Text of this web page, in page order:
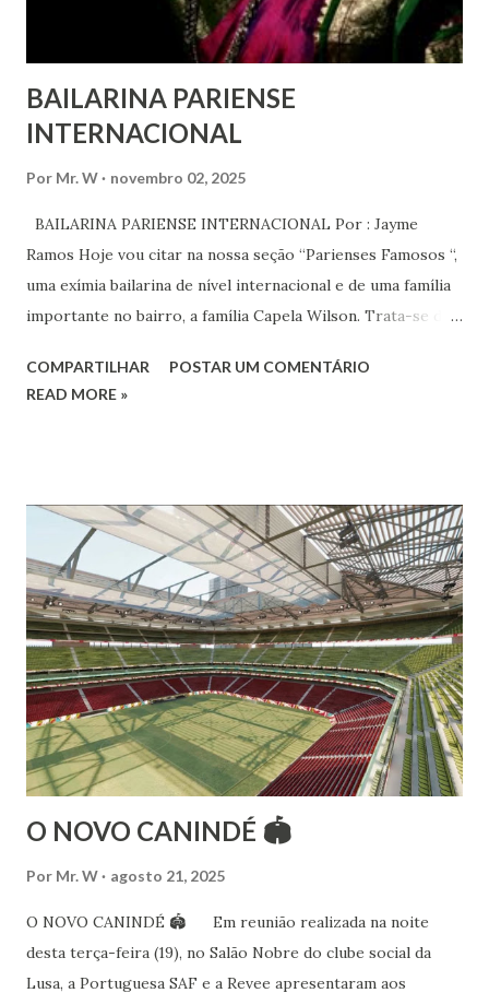
serem ouvidas através ...
BAILARINA PARIENSE
INTERNACIONAL
Por Mr. W novembro 02, 2025
BAILARINA PARIENSE INTERNACIONAL Por : Jayme
Ramos Hoje vou citar na nossa seção “Parienses Famosos “,
uma exímia bailarina de nível internacional e de uma família
importante no bairro, a família Capela Wilson. Trata-se da
Vamos às informações de seu site : Bailarina e professora
Esteve na Índia aprofundando seus estudos neste estilo
além de partir para pesquisa e vivência das danças
folclóricas do Rajastão (Kalbelia, Banjara, Ghoomar, Chair).
Bailarina profissional e professora de dança. Dedica-se há
15 anos ao estudo e pesquisa de danças étnicas, em especial
às danças ciganas, árabes e indianas. Iniciou seus estudos de
dança aos 4 anos de idade (em 1982) no balé clássico,
passando por diversas atividades co...
COMPARTILHAR
POSTAR UM COMENTÁRIO
READ MORE »
O NOVO CANINDÉ 🏟
Por Mr. W agosto 21, 2025
O NOVO CANINDÉ 🏟 Em reunião realizada na noite
desta terça-feira (19), no Salão Nobre do clube social da
Lusa, a Portuguesa SAF e a Revee apresentaram aos